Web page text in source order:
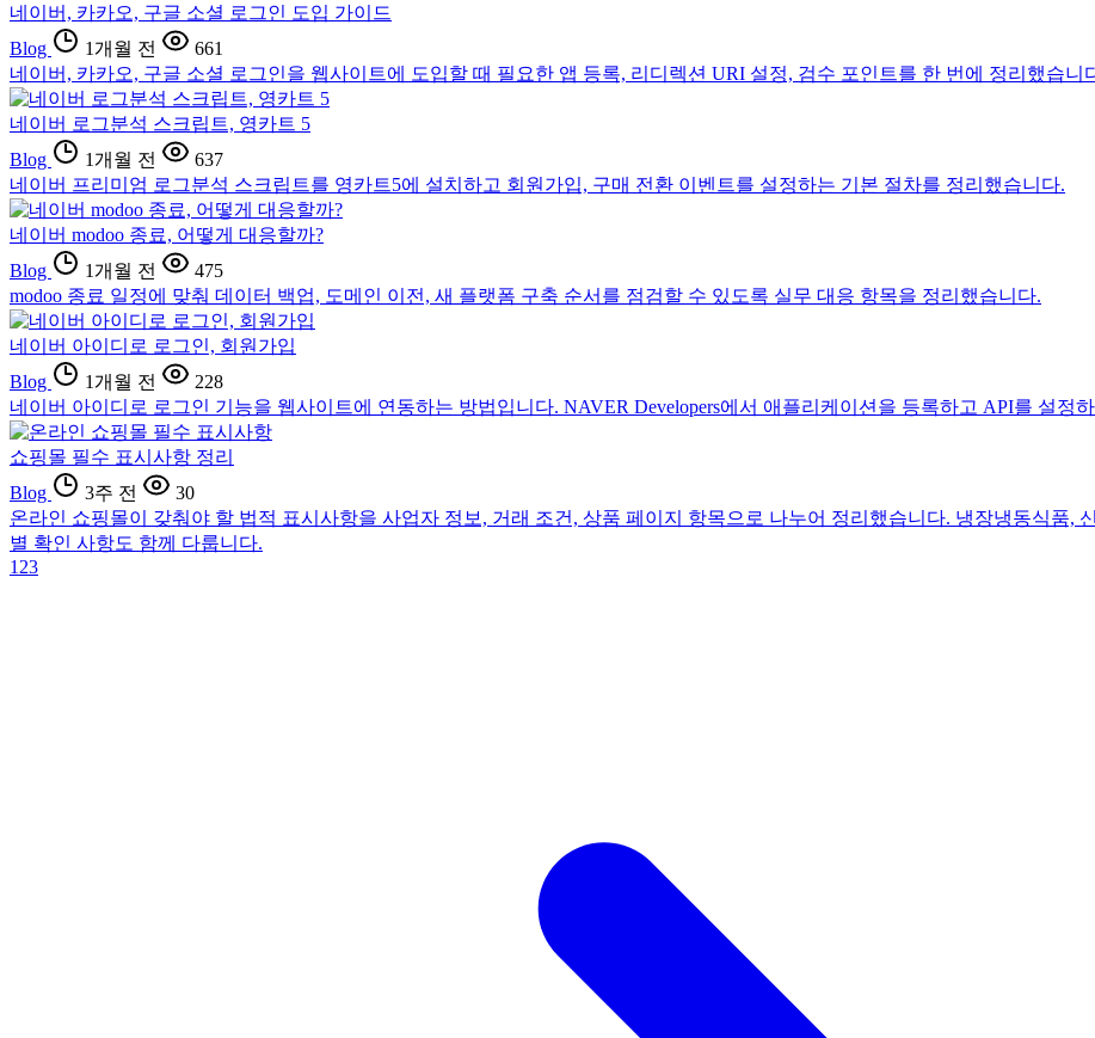
네이버, 카카오, 구글 소셜 로그인 도입 가이드
Blog
1개월 전
661
네이버, 카카오, 구글 소셜 로그인을 웹사이트에 도입할 때 필요한 앱 등록, 리디렉션 URI 설정, 검수 포인트를 한 번에 정리했습니
네이버 로그분석 스크립트, 영카트 5
Blog
1개월 전
637
네이버 프리미엄 로그분석 스크립트를 영카트5에 설치하고 회원가입, 구매 전환 이벤트를 설정하는 기본 절차를 정리했습니다.
네이버 modoo 종료, 어떻게 대응할까?
Blog
1개월 전
475
modoo 종료 일정에 맞춰 데이터 백업, 도메인 이전, 새 플랫폼 구축 순서를 점검할 수 있도록 실무 대응 항목을 정리했습니다.
네이버 아이디로 로그인, 회원가입
Blog
1개월 전
228
네이버 아이디로 로그인 기능을 웹사이트에 연동하는 방법입니다. NAVER Developers에서 애플리케이션을 등록하고 API를 설정
쇼핑몰 필수 표시사항 정리
Blog
3주 전
30
온라인 쇼핑몰이 갖춰야 할 법적 표시사항을 사업자 정보, 거래 조건, 상품 페이지 항목으로 나누어 정리했습니다. 냉장냉동식품,
별 확인 사항도 함께 다룹니다.
1 23